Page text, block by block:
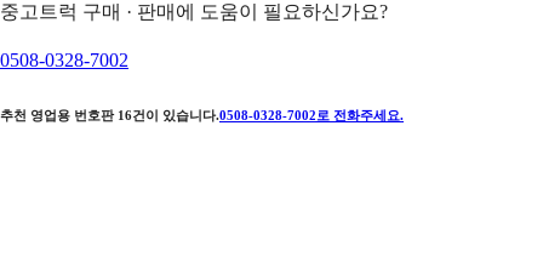
중고트럭 구매 · 판매에 도움이 필요하신가요?
0508-0328-7002
추천 영업용 번호판 16건이 있습니다.0508-0328-7002 로 전화주세요.